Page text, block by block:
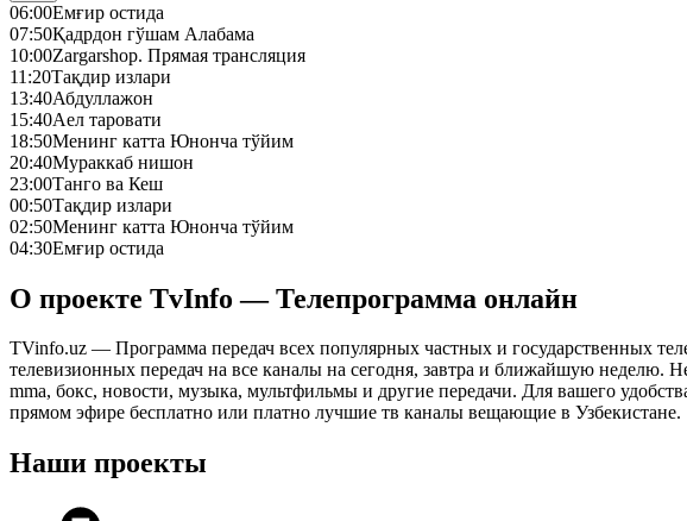
06:00Емғир остида
07:50Қадрдон гўшам Алабама
10:00Zargarshop. Прямая трансляция
11:20Тақдир излари
13:40Абдуллажон
15:40Аел таровати
18:50Менинг катта Юнонча тўйим
20:40Мураккаб нишон
23:00Танго ва Кеш
00:50Тақдир излари
02:50Менинг катта Юнонча тўйим
04:30Емғир остида
О проекте TvInfo — Телепрограмма онлайн
TVinfo.uz — Программа передач всех популярных частных и государственных
телевизионных передач на все каналы на сегодня, завтра и ближайшую неделю.
mma, бокс, новости, музыка, мультфильмы и другие передачи. Для вашего
прямом эфире бесплатно или платно лучшие тв каналы вещающие в Узбекистане.
Наши проекты